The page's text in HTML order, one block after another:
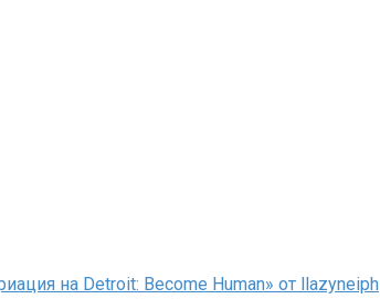
на Detroit: Become Human» от llazyneiph